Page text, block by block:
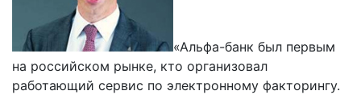
«Альфа-банк был первым
на российском рынке, кто организовал
работающий сервис по электронному факторингу.